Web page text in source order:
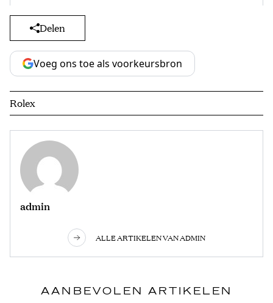
Delen
Voeg ons toe als voorkeursbron
Rolex
admin
ALLE ARTIKELEN VAN ADMIN
AANBEVOLEN ARTIKELEN